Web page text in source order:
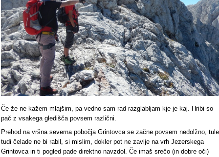
Če že ne kažem mlajšim, pa vedno sam rad razglabljam kje je kaj. Hribi so
pač z vsakega gledišča povsem različni.
Prehod na vršna severna pobočja Grintovca se začne povsem nedolžno, tule
tudi čelade ne bi rabil, si mislim, dokler pot ne zavije na vrh Jezerskega
Grintovca in ti pogled pade direktno navzdol. Če imaš srečo (in dobre oči)